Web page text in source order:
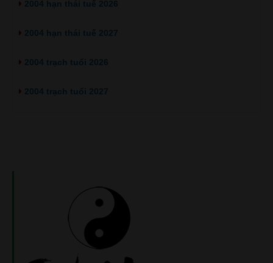
2004 hạn thái tuế 2026
2004 hạn thái tuế 2027
2004 trạch tuổi 2026
2004 trạch tuổi 2027